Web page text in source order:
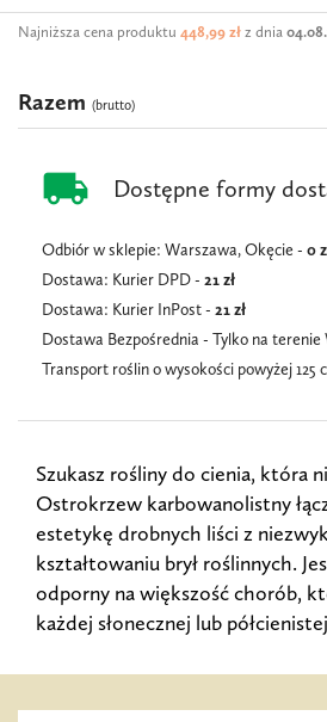
Najniższa cena produktu 448,99 zł z dnia
local_shipping Dostępne formy
Odbiór w sklepie: Warszawa, Okęcie - 0
Dostawa: Kurier DPD - 21 zł
Dostawa: Kurier InPost - 21zł
Dostawa Bezpośrednia - Tylko na terenie
Transport roślin o wysokości powyżej 125
Razem (brutto)
Szukasz rośliny do cienia, która
Ostrokrzew karbowanolistny
estetykę drobnych liści z
kształtowaniu brył roślinnych.
odporny na większość chorób,
każdej słonecznej lub